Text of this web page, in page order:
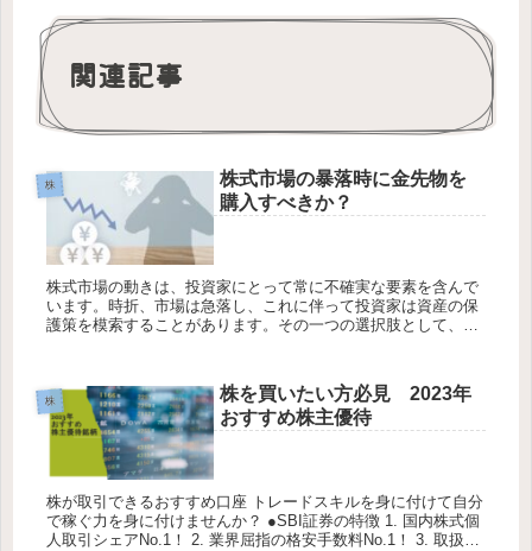
関連記事
株
株式市場の暴落時に金先物を
購入すべきか？
株式市場の動きは、投資家にとって常に不確実な要素を含んで
います。時折、市場は急落し、これに伴って投資家は資産の保
護策を模索することがあります。その一つの選択肢として、金
株
株を買いたい方必見 2023年
おすすめ株主優待
株が取引できるおすすめ口座 トレードスキルを身に付けて自分
で稼ぐ力を身に付けませんか？ ●SBI証券の特徴 1. 国内株式個
人取引シェアNo.1！ 2. 業界屈指の格安手数料No.1！ 3. 取扱投